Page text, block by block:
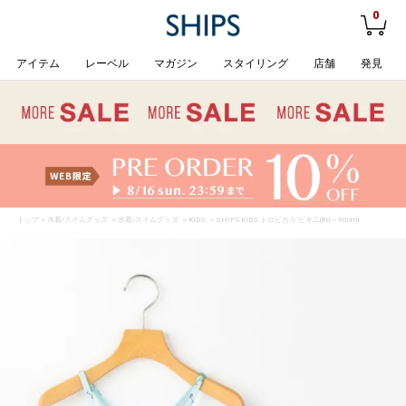
0
アイテム レーベル マガジン スタイリング 店舗 発見
トップ > 水着/スイムグッズ > 水着/スイムグッズ > KIDS > SHIPS KIDS:トロピカル ビキニ(80～90cm)